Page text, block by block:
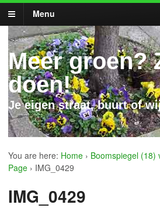
Menu
Meer groen?
doen!
Je eigen straat, buurt of
You are here: Home › Boomspiegel (18)
Page › IMG_0429
IMG_0429